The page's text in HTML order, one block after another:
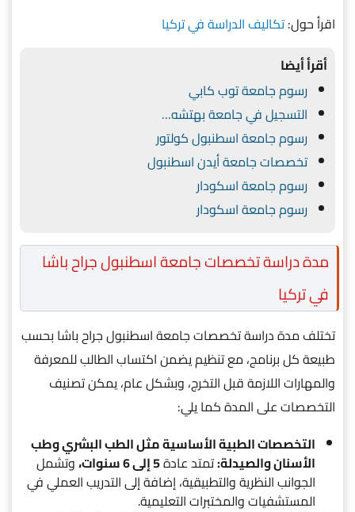
اقرأ حول:تكاليف الدراسة في تركيا
أقرأ أيضا
رسوم جامعة توب كابي
التسجيل في جامعة بهتشه…
رسوم جامعة اسطنبول كولتور
تخصصات جامعة أيدن اسطنبول
رسوم جامعة اسكودار
رسوم جامعة اسكودار
مدة دراسة تخصصات جامعة اسطنبول جراح باشا
في تركيا
تختلف مدة دراسة تخصصات جامعة اسطنبول جراح باشا بحسب
طبيعة كل برنامج، مع تنظيم يضمن اكتساب الطالب للمعرفة
والمهارات اللازمة قبل التخرج، وبشكل عام، يمكن تصنيف
التخصصات على المدة كما يلي:
التخصصات الطبية الأساسية مثل الطب البشري وطب
الأسنان والصيدلة:تمتد عادة5 إلى 6 سنوات،
وتشمل
الجوانب النظرية والتطبيقية، إضافة إلى التدريب العملي في
المستشفيات والمختبرات التعليمية.